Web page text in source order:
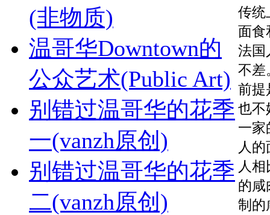
(非物质)
温哥华Downtown的
公众艺术(Public Art)
别错过温哥华的花季
一(vanzh原创)
别错过温哥华的花季
二(vanzh原创)
传统
面食
法国
不差
前提
也不
一家
人
人
的咸
制的